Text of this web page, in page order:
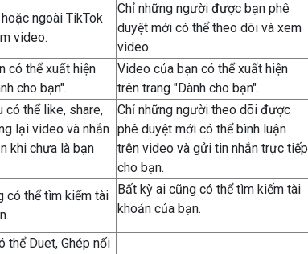
ngoài TikTok
video.
Chỉ những người được bạn phê
duyệt mới có thể theo dõi và xem
video
có thể xuất hiện
cho bạn".
Video của bạn có thể xuất hiện
trên trang "Dành cho bạn".
có thể like, share,
lại video và nhắn
khi chưa là bạn
Chỉ những người theo dõi được
phê duyệt mới có thể bình luận
trên video và gửi tin nhắn trực tiếp
cho bạn.
có thể tìm kiếm tài
Bất kỳ ai cũng có thể tìm kiếm tài
khoản của bạn.
thể Duet, Ghép nối